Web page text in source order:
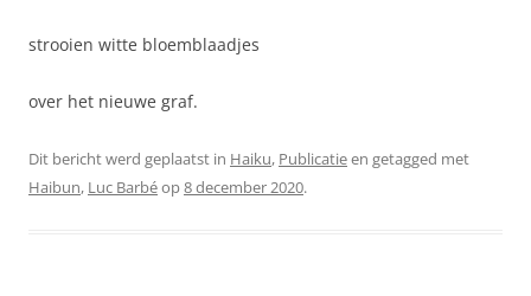
strooien witte bloemblaadjes
over het nieuwe graf.
Dit bericht werd geplaatst in Haiku, Publicatieen getagged met
Haibun, Luc Barbéop8 december 2020.